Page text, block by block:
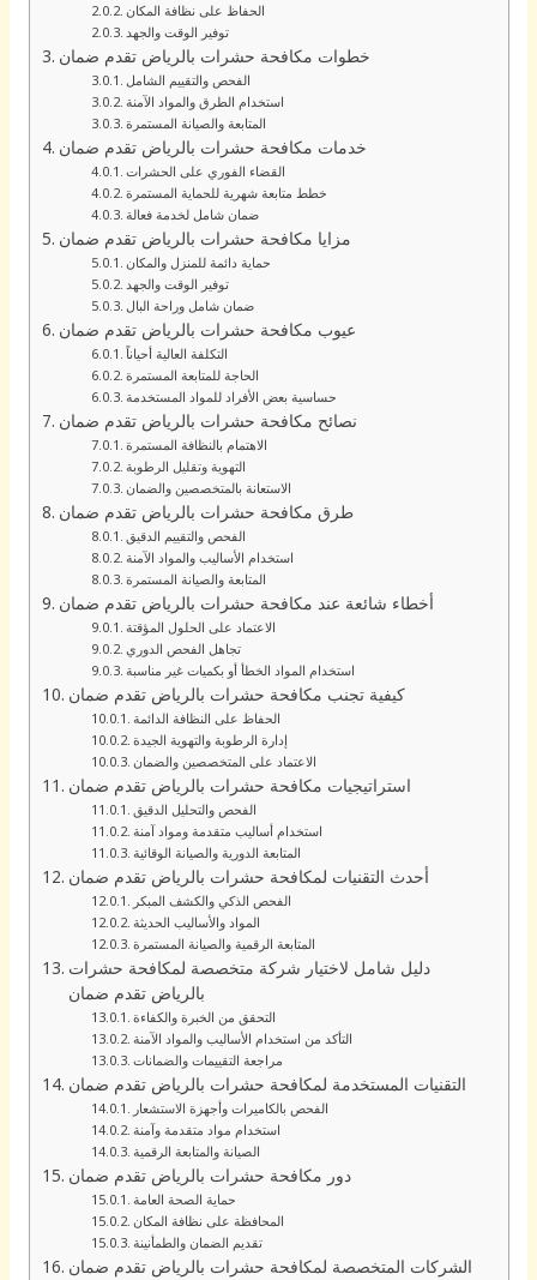
الحفاظ على نظافة المكان
توفير الوقت والجهد
خطوات مكافحة حشرات بالرياض تقدم ضمان
الفحص والتقييم الشامل
استخدام الطرق والمواد الآمنة
المتابعة والصيانة المستمرة
خدمات مكافحة حشرات بالرياض تقدم ضمان
القضاء الفوري على الحشرات
خطط متابعة شهرية للحماية المستمرة
ضمان شامل لخدمة فعالة
مزايا مكافحة حشرات بالرياض تقدم ضمان
حماية دائمة للمنزل والمكان
توفير الوقت والجهد
ضمان شامل وراحة البال
عيوب مكافحة حشرات بالرياض تقدم ضمان
التكلفة العالية أحياناً
الحاجة للمتابعة المستمرة
حساسية بعض الأفراد للمواد المستخدمة
نصائح مكافحة حشرات بالرياض تقدم ضمان
الاهتمام بالنظافة المستمرة
التهوية وتقليل الرطوبة
الاستعانة بالمتخصصين والضمان
طرق مكافحة حشرات بالرياض تقدم ضمان
الفحص والتقييم الدقيق
استخدام الأساليب والمواد الآمنة
المتابعة والصيانة المستمرة
أخطاء شائعة عند مكافحة حشرات بالرياض تقدم ضمان
الاعتماد على الحلول المؤقتة
تجاهل الفحص الدوري
استخدام المواد الخطأ أو بكميات غير مناسبة
كيفية تجنب مكافحة حشرات بالرياض تقدم ضمان
الحفاظ على النظافة الدائمة
إدارة الرطوبة والتهوية الجيدة
الاعتماد على المتخصصين والضمان
استراتيجيات مكافحة حشرات بالرياض تقدم ضمان
الفحص والتحليل الدقيق
استخدام أساليب متقدمة ومواد آمنة
المتابعة الدورية والصيانة الوقائية
أحدث التقنيات لمكافحة حشرات بالرياض تقدم ضمان
الفحص الذكي والكشف المبكر
المواد والأساليب الحديثة
المتابعة الرقمية والصيانة المستمرة
دليل شامل لاختيار شركة متخصصة لمكافحة حشرات
بالرياض تقدم ضمان
التحقق من الخبرة والكفاءة
التأكد من استخدام الأساليب والمواد الآمنة
مراجعة التقييمات والضمانات
التقنيات المستخدمة لمكافحة حشرات بالرياض تقدم ضمان
الفحص بالكاميرات وأجهزة الاستشعار
استخدام مواد متقدمة وآمنة
الصيانة والمتابعة الرقمية
دور مكافحة حشرات بالرياض تقدم ضمان
حماية الصحة العامة
المحافظة على نظافة المكان
تقديم الضمان والطمأنينة
الشركات المتخصصة لمكافحة حشرات بالرياض تقدم ضمان